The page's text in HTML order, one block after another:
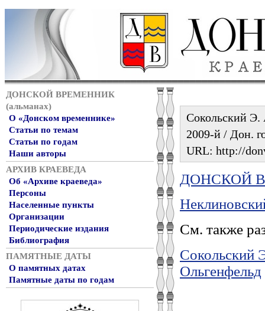
ДОНСКОЙ ВРЕМЕННИК
(альманах)
О «Донском временнике»
Статьи по темам
Статьи по годам
Наши авторы
АРХИВ КРАЕВЕДА
Об «Архиве краеведа»
Персоны
Населенные пункты
Организации
Периодические издания
Библиография
ПАМЯТНЫЕ ДАТЫ
О памятных датах
Памятные даты по годам
Сокольский Э.
2009-й / Дон.
URL: http://
ДОНСКОЙ
См. также
Сокольский
Ольгенфельд